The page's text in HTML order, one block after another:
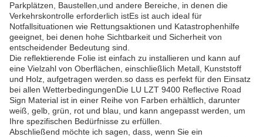
Parkplätzen, Baustellen,und andere Bereiche, in denen die
Verkehrskontrolle erforderlich istEs ist auch ideal für
Notfallsituationen wie Rettungsaktionen und Katastrophenhilfe
geeignet, bei denen hohe Sichtbarkeit und Sicherheit von
entscheidender Bedeutung sind.
Die reflektierende Folie ist einfach zu installieren und kann auf
eine Vielzahl von Oberflächen, einschließlich Metall, Kunststoff
und Holz, aufgetragen werden.so dass es perfekt für den Einsatz
bei allen WetterbedingungenDie LU LZT 9400 Reflective Road
Sign Material ist in einer Reihe von Farben erhältlich, darunter
weiß, gelb, grün, rot und blau, und kann angepasst werden, um
Ihre spezifischen Bedürfnisse zu erfüllen.
Abschließend möchte ich sagen, dass, wenn Sie ein